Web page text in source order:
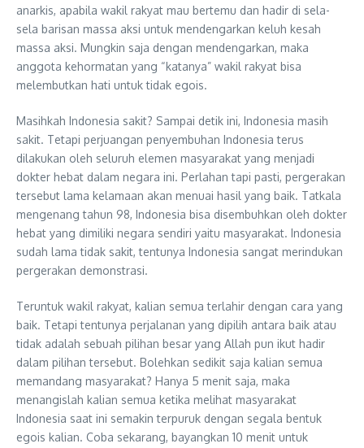
anarkis, apabila wakil rakyat mau bertemu dan hadir di sela-
sela barisan massa aksi untuk mendengarkan keluh kesah
massa aksi. Mungkin saja dengan mendengarkan, maka
anggota kehormatan yang “katanya” wakil rakyat bisa
melembutkan hati untuk tidak egois.
Masihkah Indonesia sakit? Sampai detik ini, Indonesia masih
sakit. Tetapi perjuangan penyembuhan Indonesia terus
dilakukan oleh seluruh elemen masyarakat yang menjadi
dokter hebat dalam negara ini. Perlahan tapi pasti, pergerakan
tersebut lama kelamaan akan menuai hasil yang baik. Tatkala
mengenang tahun 98, Indonesia bisa disembuhkan oleh dokter
hebat yang dimiliki negara sendiri yaitu masyarakat. Indonesia
sudah lama tidak sakit, tentunya Indonesia sangat merindukan
pergerakan demonstrasi.
Teruntuk wakil rakyat, kalian semua terlahir dengan cara yang
baik. Tetapi tentunya perjalanan yang dipilih antara baik atau
tidak adalah sebuah pilihan besar yang Allah pun ikut hadir
dalam pilihan tersebut. Bolehkan sedikit saja kalian semua
memandang masyarakat? Hanya 5 menit saja, maka
menangislah kalian semua ketika melihat masyarakat
Indonesia saat ini semakin terpuruk dengan segala bentuk
egois kalian. Coba sekarang, bayangkan 10 menit untuk